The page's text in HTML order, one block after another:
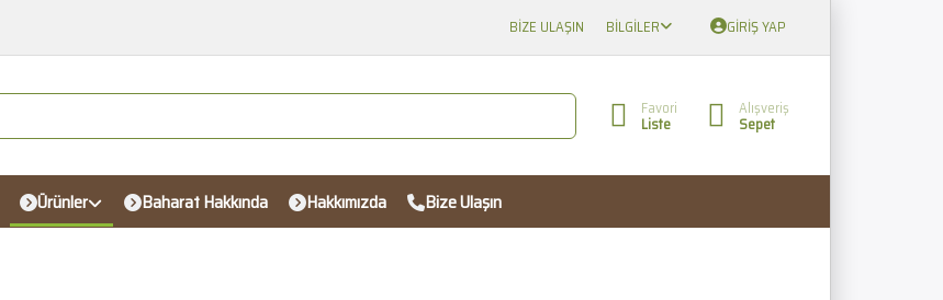
BIZE ULAŞIN BILGILER GIRIŞ YAP
Favori
Liste
Alışveriş
Sepet
Ürünler Baharat Hakkında Hakkımızda Bize Ulaşın